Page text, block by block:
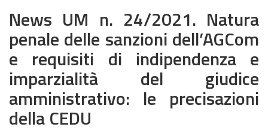
News UM n. 24/2021. Natura
penale delle sanzioni dell’AGCom
e requisiti di indipendenza e
imparzialità del giudice
amministrativo: le precisazioni
della CEDU